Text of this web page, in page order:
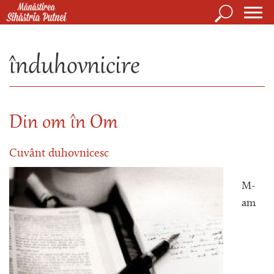
Mergi la conţinutul principal
Căutare
înduhovnicire
Din om în Om
Cuvânt duhovnicesc
M-
am